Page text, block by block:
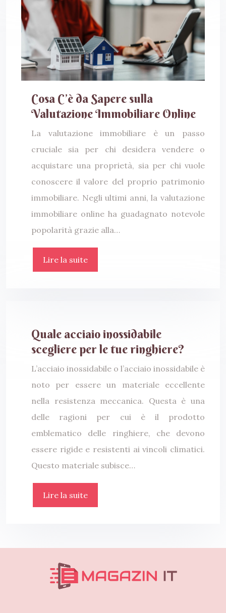
Cosa C’è da Sapere sulla
Valutazione Immobiliare Online
La valutazione immobiliare è un passo
cruciale sia per chi desidera vendere o
acquistare una proprietà, sia per chi vuole
conoscere il valore del proprio patrimonio
immobiliare. Negli ultimi anni, la valutazione
immobiliare online ha guadagnato notevole
popolarità grazie alla…
Lire la suite
Quale acciaio inossidabile
scegliere per le tue ringhiere?
L’acciaio inossidabile o l’acciaio inossidabile è
noto per essere un materiale eccellente
nella resistenza meccanica. Questa è una
delle ragioni per cui è il prodotto
emblematico delle ringhiere, che devono
essere rigide e resistenti ai vincoli climatici.
Questo materiale subisce…
Lire la suite